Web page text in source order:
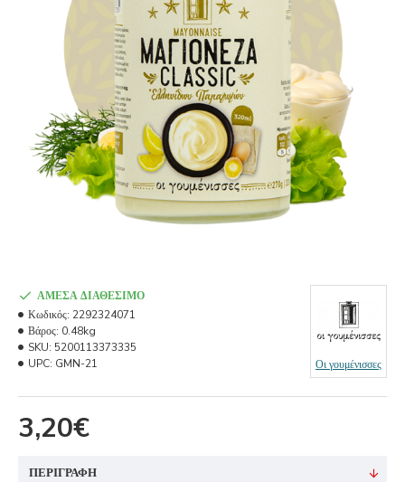
3,20€
ΆΜΕΣΑ ΔΙΑΘΈΣΙΜΟ
Κωδικός: 2292324071
Βάρος: 0.48kg
SKU: 5200113373335
UPC: GMN-21 Οι γουμένισσες
ΠΕΡΙΓΡΑΦΗ